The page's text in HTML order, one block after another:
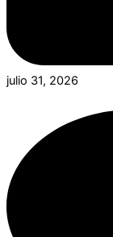
julio 31, 2026